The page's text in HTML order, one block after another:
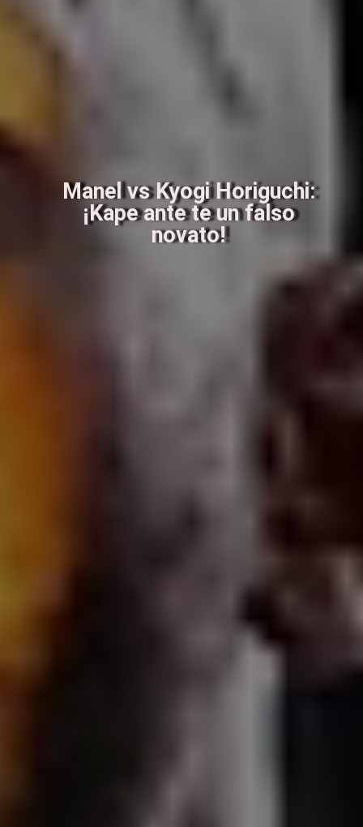
Manel vs Kyogi Horiguchi:
¡Kape ante te un falso
novato!